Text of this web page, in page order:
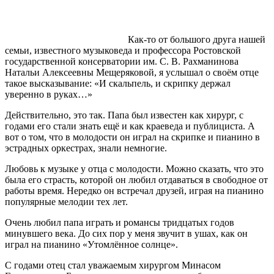
Как-то от большого друга нашей
семьи, известного музыковеда и профессора Ростовской
государственной консерватории им. С. В. Рахманинова
Натальи Алексеевны Мещеряковой, я услышал о своём отце
такое высказывание: «И скальпель, и скрипку держал
уверенно в руках…»
Действительно, это так. Папа был известен как хирург, с
годами его стали знать ещё и как краеведа и публициста. А
вот о том, что в молодости он играл на скрипке и пианино в
эстрадных оркестрах, знали немногие.
Любовь к музыке у отца с молодости. Можно сказать, что это
была его страсть, которой он любил отдаваться в свободное от
работы время. Нередко он встречал друзей, играя на пианино
популярные мелодии тех лет.
Очень любил папа играть и романсы тридцатых годов
минувшего века. До сих пор у меня звучит в ушах, как он
играл на пианино «Утомлённое солнце».
С годами отец стал уважаемым хирургом Минасом